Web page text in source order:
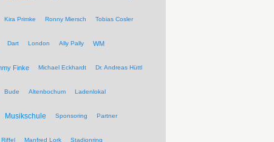
Kira Primke Ronny Miersch Tobias Cosler
Dart London Ally Pally WM
Finke Michael Eckhardt Dr. Andreas Hüttl
Bude Altenbochum Ladenlokal
Musikschule Sponsoring Partner
Riffel Manfred Lork Stadionring